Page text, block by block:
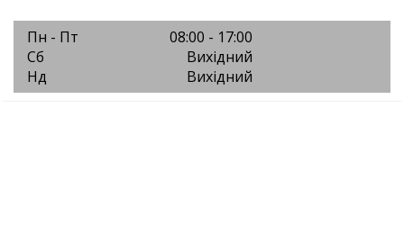
Пн - Пт
08:00 - 17:00
Сб
Вихідний
Нд
Вихідний